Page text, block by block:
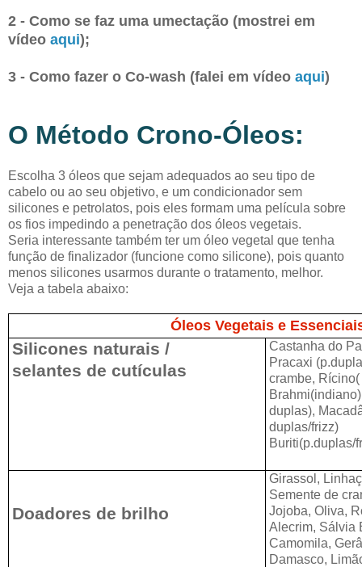
2 - Como se faz uma umectação (mostrei em
vídeo aqui);
3 - Como fazer o Co-wash (falei em vídeo aqui)
O Método Crono-Óleos:
Escolha 3 óleos que sejam adequados ao seu tipo de
cabelo ou ao seu objetivo, e um condicionador sem
silicones e petrolatos, pois eles formam uma película sobre
os fios impedindo a penetração dos óleos vegetais.
Seria interessante também ter um óleo vegetal que tenha
função de finalizador (funcione como silicone), pois quanto
menos silicones usarmos durante o tratamento, melhor.
Veja a tabela abaixo:
Óleos Vegetais e
Silicones naturais /
selantes de cutículas
Castanha do
Pracaxi
crambe,
duplas),
duplas/frizz)
Buriti(p.duplas/
Doadores de brilho
Girassol,
Semente de
Jojoba, Oliva,
Alecrim, Sálvia
Camomila,
Damasco,